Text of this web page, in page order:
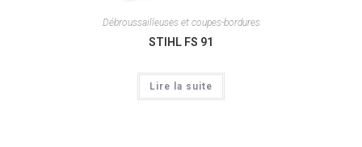
Débroussailleuses et coupes-bordures
STIHL FS 91
Lire la suite